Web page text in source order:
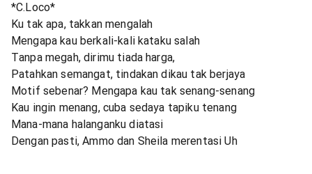
*C.Loco*
Ku tak apa, takkan mengalah
Mengapa kau berkali-kali kataku salah
Tanpa megah, dirimu tiada harga,
Patahkan semangat, tindakan dikau tak berjaya
Motif sebenar? Mengapa kau tak senang-senang
Kau ingin menang, cuba sedaya tapiku tenang
Mana-mana halanganku diatasi
Dengan pasti, Ammo dan Sheila merentasi Uh